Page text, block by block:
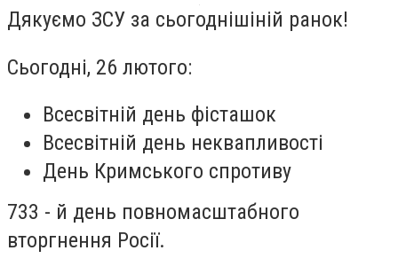
Дякуємо ЗСУ за сьогоднішіній ранок!
Сьогодні, 26 лютого:
Всесвітній день фісташок
Всесвітній день неквапливості
День Кримського спротиву
733 - й день повномасштабного
вторгнення Росії.